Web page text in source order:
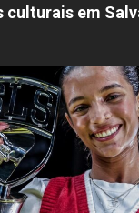
culturais em